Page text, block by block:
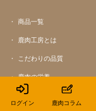
商品一覧
鹿肉工房とは
こだわりの品質
鹿肉の栄養
鹿肉工房コラム
ログイン 鹿肉コラム